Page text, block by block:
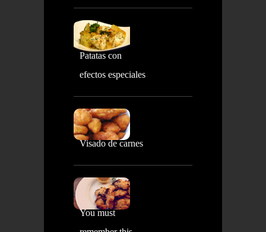
Patatas con
efectos especiales
Visado de carnes
You must